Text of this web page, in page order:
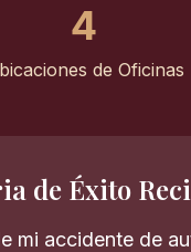
4
de Oficinas
de Éxito
mi accidente de